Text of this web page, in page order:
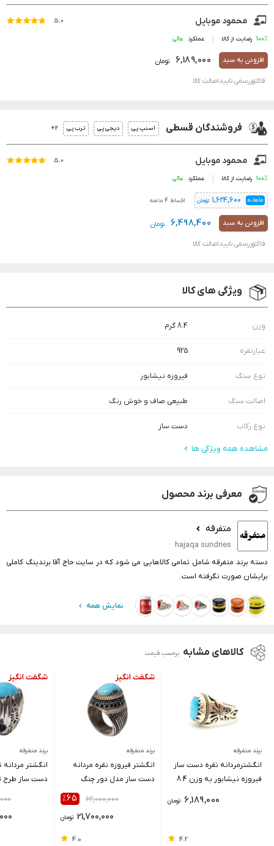
محمود موبایل 5.0
100% رضایت از کالا عملکرد
افزودن به سبد تومان 6,189,000
فاکتوررسمی تاییداصالت کالا
فروشندگان قسطی اسنپ پی دیجی پی ترب پی 2+
محمود موبایل 5.0
100% رضایت از کالا عملکرد
افزودن به سبد تومان 6,498,400
ماهانه 1,624,600 تومان اقساط 4 ماهه
فاکتوررسمی تاییداصالت کالا
ویژگی های کالا
وزن 8.4 گرم
عیارنقره 925
نوع سنگ فیروزه نیشابور
اصالت سنگ طبیعی صاف و خوش رنگ
نوع رکاب دست ساز
مشاهده همه ویژگی ها
معرفی برند محصول
متفرقه
hajaqa sundries
دسته برند متفرقه شامل تمامی کالاهایی می شود که در سایت حاج آقا برندینگ کاملی
برایشان صورت نگرفته است.
نمایش همه
کالاهای مشابه برحسب قیمت
برند متفرقه
انگشترمردانه نقره دست ساز
فیروزه نیشابور به وزن 8.4
تومان 6,189,000
4.2
برند متفرقه
انگشتر فیروزه نقره مردانه
دست ساز مدل دور چنگ
٪65 62,000,000
تومان 21,700,000
4.0
برند متفرقه
انگشتر مردانه